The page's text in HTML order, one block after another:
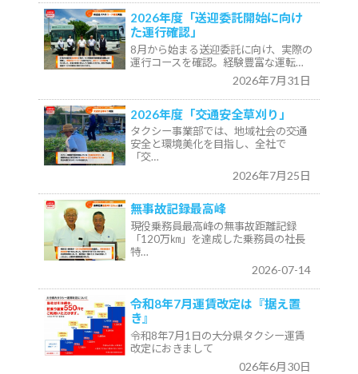
2026年度「送迎委託開始に向け
た運行確認」
8月から始まる送迎委託に向け、実際の
運行コースを確認。経験豊富な運転…
2026年7月31日
2026年度「交通安全草刈り」
タクシー事業部では、地域社会の交通
安全と環境美化を目指し、全社で
「交…
2026年7月25日
無事故記録最高峰
現役乗務員最高峰の無事故距離記録
「120万㎞」を達成した乗務員の社長
特…
2026-07-14
令和8年7月運賃改定は『据え置
き』
令和8年7月1日の大分県タクシー運賃
改定におきまして
026年6月30日